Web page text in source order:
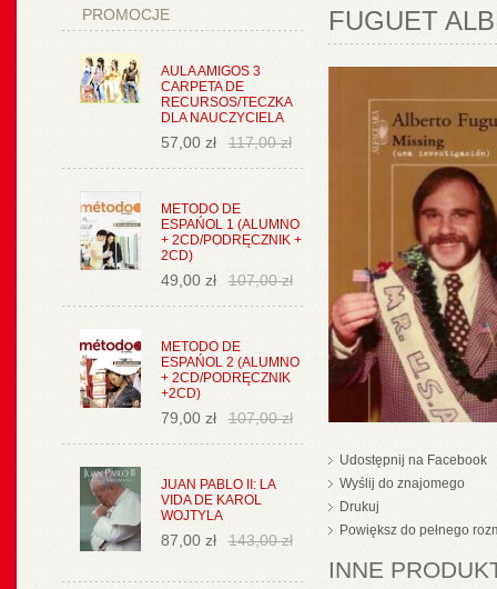
PROMOCJE
AULA AMIGOS 3
CARPETA DE
RECURSOS/TECZKA
DLA NAUCZYCIELA
57,00 zł 117,00 zł
METODO DE
ESPAŃOL 1 (ALUMNO
+ 2CD/PODRĘCZNIK +
2CD)
49,00 zł 107,00 zł
METODO DE
ESPAŃOL 2 (ALUMNO
+ 2CD/PODRĘCZNIK
+2CD)
79,00 zł 107,00 zł
JUAN PABLO II: LA
VIDA DE KAROL
WOJTYLA
87,00 zł 143,00 zł
FUGUET
Udostępnij na Facebook
Wyślij do znajomego
Drukuj
Powiększ do pełnego
INNE